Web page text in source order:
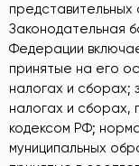
представительных
Законодательная
Федерации
принятые на его
налогах и сборах;
налогах и сборах,
кодексом РФ;
муниципальных